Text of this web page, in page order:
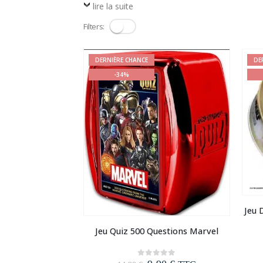
lire la suite
Filters:
DERNIÈRE CHANCE
-34%
Jeu Quiz 500 Questions Marvel
0 out of 5
Jeu